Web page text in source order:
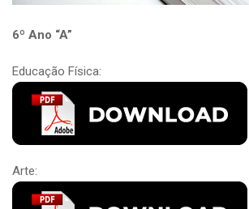
6º Ano “A”
Educação Física:
Arte: